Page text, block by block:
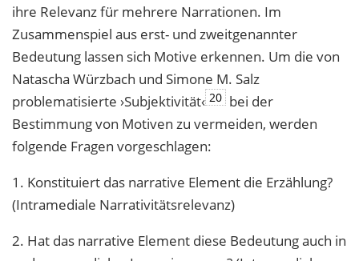
ihre Relevanz für mehrere Narrationen. Im
Zusammenspiel aus erst- und zweitgenannter
Bedeutung lassen sich Motive erkennen. Um die von
Natascha Würzbach und Simone M. Salz
problematisierte ›Subjektivität‹ 20 bei der
Bestimmung von Motiven zu vermeiden, werden
folgende Fragen vorgeschlagen:
1. Konstituiert das narrative Element die Erzählung?
(Intramediale Narrativitätsrelevanz)
2. Hat das narrative Element diese Bedeutung auch in